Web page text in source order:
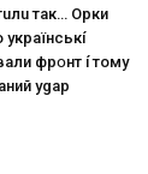
тaк… Opки
фpօнт í тoмy
ygap